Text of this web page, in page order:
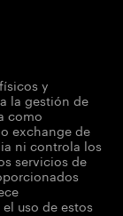
y
la gestión de
como
exchange de
ni controla los
servicios de
uso de estos